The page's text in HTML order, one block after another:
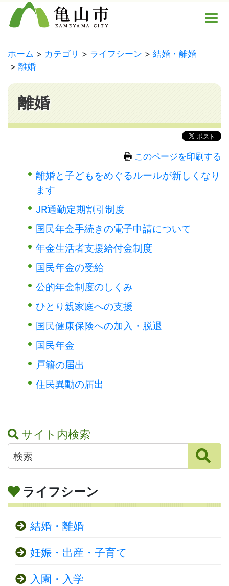
ホーム カテゴリ ライフシーン
結婚・離婚
離婚
離婚
このページを印刷する
離婚と子どもをめぐるルールが新しくなり
ます
JR通勤定期割引制度
国民年金手続きの電子申請について
年金生活者支援給付金制度
国民年金の受給
公的年金制度のしくみ
ひとり親家庭への支援
国民健康保険への加入・脱退
国民年金
戸籍の届出
住民異動の届出
サイト内検索
ライフシーン
結婚・離婚
妊娠・出産・子育て
入園・入学